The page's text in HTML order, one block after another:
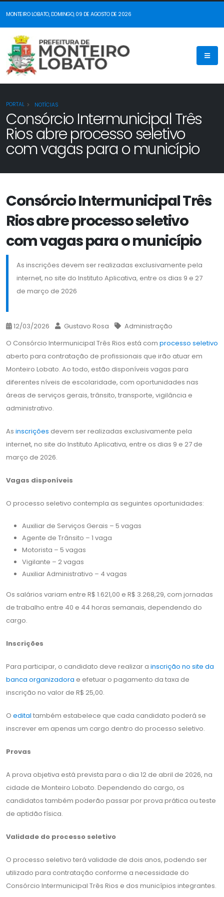
MONTEIRO LOBATO, DOMINGO, 09 DE AGOSTO DE 2026
PORTAL NOTÍCIAS
Consórcio Intermunicipal Três
Rios abre processo seletivo
com vagas para o município
Consórcio Intermunicipal Três
Rios abre processo seletivo
com vagas para o município
As inscrições devem ser realizadas exclusivamente pela
internet, no site do Instituto Aplicativa, entre os dias 9 e 27
de março de 2026
12/03/2026 Gustavo Rosa
Administração
O Consórcio Intermunicipal Três Rios está com processo seletivo
aberto para contratação de profissionais que irão atuar em
Monteiro Lobato. Ao todo, estão disponíveis vagas para
diferentes níveis de escolaridade, com oportunidades nas
áreas de serviços gerais, trânsito, transporte, vigilância e
administrativo.
As inscrições devem ser realizadas exclusivamente pela
internet, no site do Instituto Aplicativa, entre os dias 9 e 27 de
março de 2026.
Vagas disponíveis
O processo seletivo contempla as seguintes oportunidades:
Auxiliar de Serviços Gerais – 5 vagas
Agente de Trânsito – 1 vaga
Motorista – 5 vagas
Vigilante – 2 vagas
Auxiliar Administrativo – 4 vagas
Os salários variam entre R$ 1.621,00 e R$ 3.268,29, com jornadas
de trabalho entre 40 e 44 horas semanais, dependendo do
cargo.
Inscrições
Para participar, o candidato deve realizar a inscrição no site da
banca organizadora e efetuar o pagamento da taxa de
inscrição no valor de R$ 25,00.
O edital também estabelece que cada candidato poderá se
inscrever em apenas um cargo dentro do processo seletivo.
Provas
A prova objetiva está prevista para o dia 12 de abril de 2026, na
cidade de Monteiro Lobato. Dependendo do cargo, os
candidatos também poderão passar por prova prática ou teste
de aptidão física.
Validade do processo seletivo
O processo seletivo terá validade de dois anos, podendo ser
utilizado para contratação conforme a necessidade do
Consórcio Intermunicipal Três Rios e dos municípios integrantes.